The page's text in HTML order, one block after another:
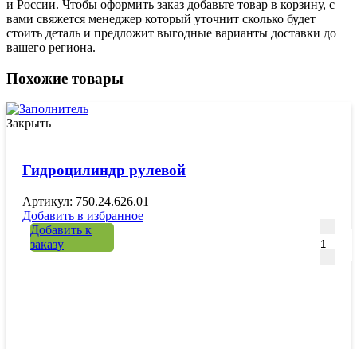
и России. Чтобы оформить заказ добавьте товар в корзину, с
вами свяжется менеджер который уточнит сколько будет
стоить деталь и предложит выгодные варианты доставки до
вашего региона.
Похожие товары
Закрыть
Гидроцилиндр рулевой
Артикул: 750.24.626.01
Добавить в избранное
Добавить к
заказу